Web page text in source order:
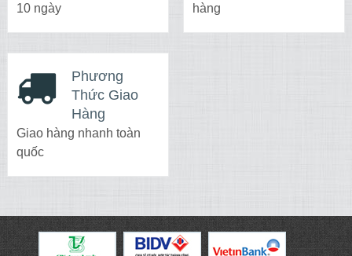
10 ngày
hàng
Phương
Thức Giao
Hàng
Giao hàng nhanh toàn
quốc